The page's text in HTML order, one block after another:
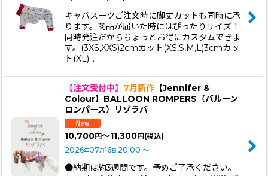
キャバスーツご注文時に脚丈カットも同時に承
ります。商品が届いた時にはぴったりサイズ！
同時発注だからちょっとお得にカスタムできま
す。(3XS,XXS)2cmカット(XS,S,M,L)3cmカッ
ト(XL)…
【注文受付中】 7月新作 【Jennifer &
Colour】BALLOON ROMPERS（バルーン
ロンパース）リゾラバ
10,700円～11,300円(税込)
2026年07月16日 20:00 ～
●納期は約3週間です。予めご了承ください。